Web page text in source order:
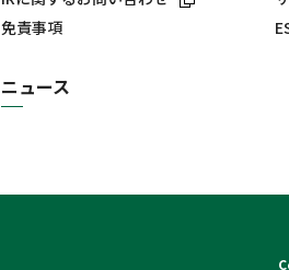
免責事項
ニュース